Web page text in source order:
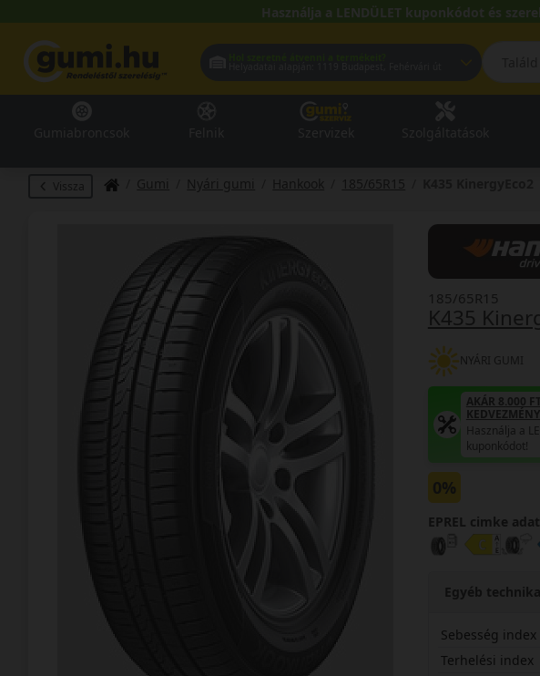
Használja a LENDÜLET kuponkódot és
Vissza Gumi Nyári gumi Hankook 185/65R15
K435
185/65R15
NYÁRI GUMI
AKÁR 8.000
Használja a
kuponkódot!
0%
EPREL cimke
Egyéb
Sebesség index
Terhelési index